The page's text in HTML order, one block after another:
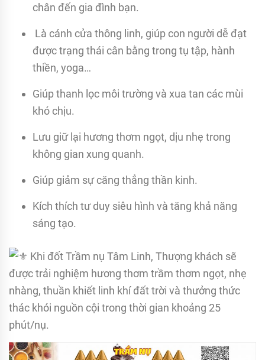
chân đến gia đình bạn.
Là cánh cửa thông linh, giúp con người dễ đạt
được trạng thái cân bằng trong tụ tập, hành
thiền, yoga…
Giúp thanh lọc môi trường và xua tan các mùi
khó chịu.
Lưu giữ lại hương thơm ngọt, dịu nhẹ trong
không gian xung quanh.
Giúp giảm sự căng thẳng thần kinh.
Kích thích tư duy siêu hình và tăng khả năng
sáng tạo.
Khi đốt Trầm nụ Tâm Linh, Thượng khách sẽ
được trải nghiệm hương thơm trầm thơm ngọt, nhẹ
nhàng, thuần khiết linh khí đất trời và thưởng thức
thác khói nguồn cội trong thời gian khoảng 25
phút/nụ.